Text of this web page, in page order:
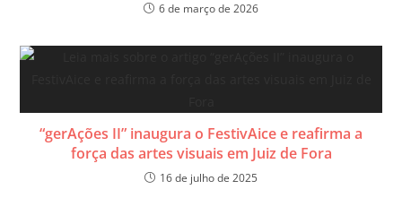
6 de março de 2026
“gerAções II” inaugura o FestivAice e reafirma a
força das artes visuais em Juiz de Fora
16 de julho de 2025